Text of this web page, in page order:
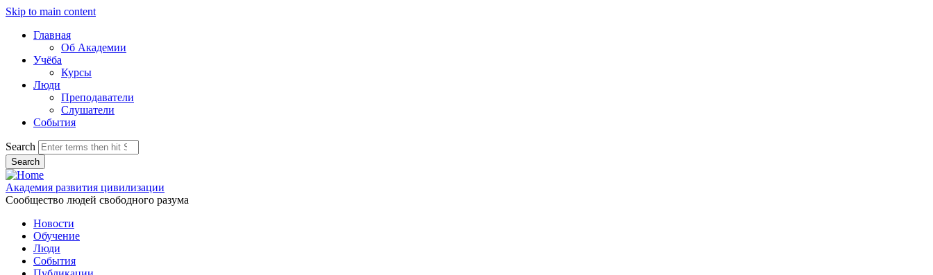
Skip to main content
Главная
Об Академии
Учёба
Курсы
Люди
Преподаватели
Слушатели
События
Search
Академия развития цивилизации
Сообщество людей свободного разума
Новости
Обучение
Люди
События